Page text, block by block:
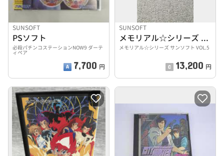
SUNSOFT
PSソフト
必殺パチンコステーションNOW9 ダーテ
ィペア
7,700 円
SUNSOFT
メモリアル☆シリーズ サンソフト VOL.5
メモリアル☆シリーズ サンソフト VOL.5
13,200 円